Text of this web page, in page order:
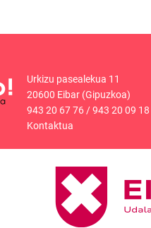
Urkizu pasealekua 11
20600 Eibar (Gipuzkoa)
943 20 67 76/943 20 09 18
Kontaktua